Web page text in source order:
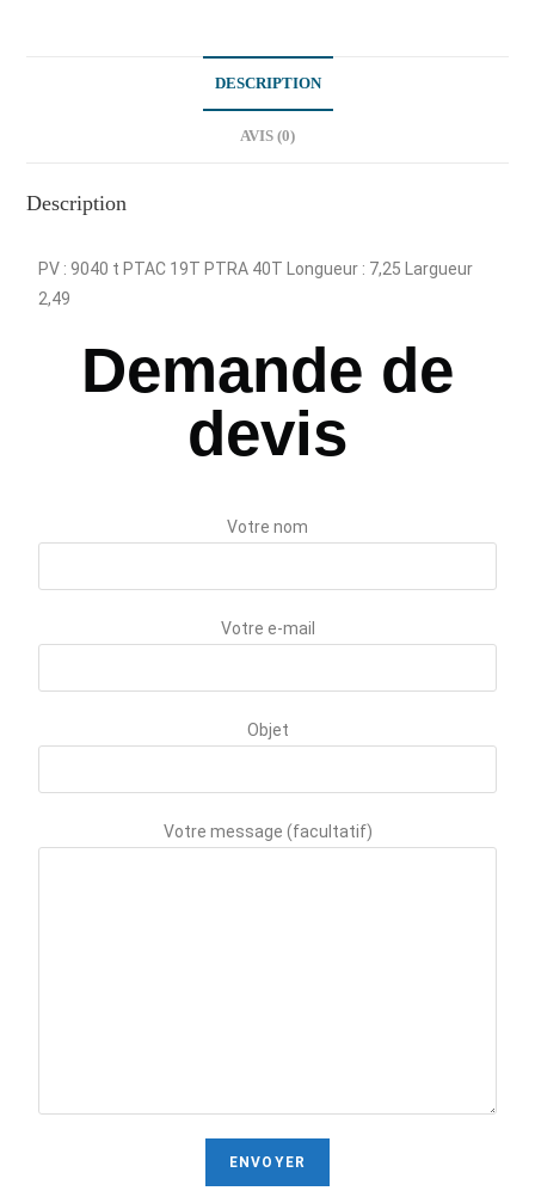
DESCRIPTION
AVIS (0)
Description
PV : 9040 t PTAC 19T PTRA 40T Longueur : 7,25 Largueur
2,49
Demande de
devis
Votre nom
Votre e-mail
Objet
Votre message (facultatif)